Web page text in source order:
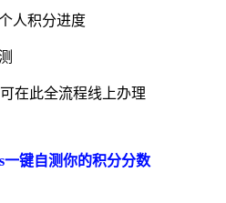
人积分进度
在此全流程线上办理
一键自测你的积分分数